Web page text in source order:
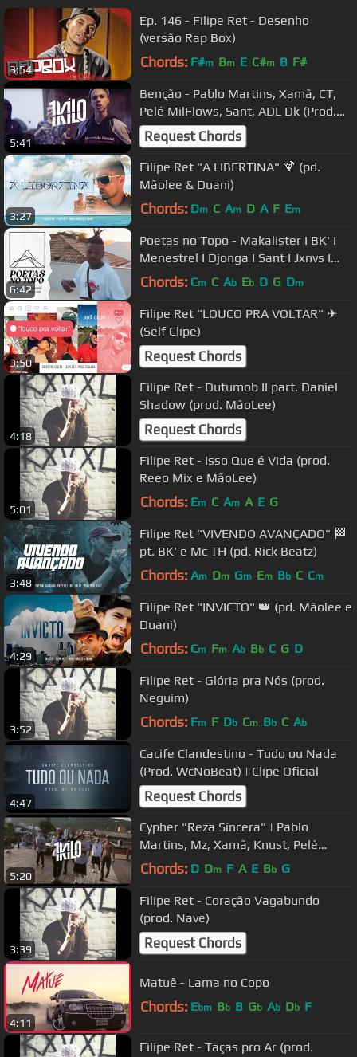
3:54
Ep. 146 - Filipe Ret - Desenho
(versão Rap Box)
Chords: F#m Bm E C#m B F#
5:41
Benção - Pablo Martins, Xamã, CT,
Pelé MilFlows, Sant, ADL Dk (Prod.
1Kilo)
Request Chords
3:27
Filipe Ret "A LIBERTINA" 🍹 (pd.
Mãolee & Duani)
Chords: Dm C Am D A F Em
6:42
Poetas no Topo - Makalister I BK' I
Menestrel I Djonga I Sant I Jxnvs I
Slim I
Chords: Cm C Ab Eb D G Dm
3:50
Filipe Ret "LOUCO PRA VOLTAR" ✈
(Self Clipe)
Request Chords
4:18
Filipe Ret - Dutumob II part. Daniel
Shadow (prod. MãoLee)
Request Chords
5:01
Filipe Ret - Isso Que é Vida (prod.
Reeo Mix e MãoLee)
Chords: Em C Am A E G
3:48
Filipe Ret "VIVENDO AVANÇADO" 🏁
pt. BK' e Mc TH (pd. Rick Beatz)
Chords: Am Dm Gm Em Bb C Cm
4:29
Filipe Ret "INVICTO" 👑 (pd. Mãolee e
Duani)
Chords: Cm Fm Ab Bb C G D
3:52
Filipe Ret - Glória pra Nós (prod.
Neguim)
Chords: Fm F Db Cm Bb C Ab
4:47
Cacife Clandestino - Tudo ou Nada
(Prod. WcNoBeat) | Clipe Oficial
Request Chords
5:20
Cypher "Reza Sincera" | Pablo
Martins, Mz, Xamã, Knust, Pelé
MilFlows e Rafael Sadan (Prod.1Kilo)
Chords: D Dm F A E Bb G
3:39
Filipe Ret - Coração Vagabundo
(prod. Nave)
Request Chords
4:11
Matuê - Lama no Copo
Chords: Ebm Bb B Gb Ab Db F
Filipe Ret - Taças pro Ar (prod.